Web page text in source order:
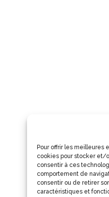
Pour offrir les meilleures
cookies pour stocker et/
consentir à ces
comportement de
consentir ou de retirer
caractéristiques et